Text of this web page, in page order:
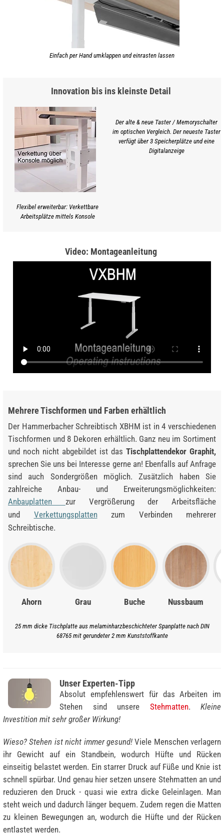
Einfach per Hand umklappen und einrasten lassen
Innovation bis ins kleinste Detail
Flexibel erweiterbar: Verkettbare
Arbeitsplätze mittels Konsole
Der alte & neue Taster / Memoryschalter
im optischen Vergleich. Der neueste Taster
verfügt über 3 Speicherplätze und eine
Digitalanzeige
Video: Montageanleitung
Mehrere Tischformen und Farben erhältlich
Der Hammerbacher Schreibtisch XBHM ist in 4 verschiedenen
Tischformen und 8 Dekoren erhältlich. Ganz neu im Sortiment
und noch nicht abgebildet ist das Tischplattendekor Graphit,
sprechen Sie uns bei Interesse gerne an! Ebenfalls auf Anfrage
sind auch Sondergrößen möglich. Zusätzlich haben Sie
zahlreiche Anbau- und Erweiterungsmöglichkeiten:
Anbauplatten zur Vergrößerung der Arbeitsfläche
und Verkettungsplatten
zum Verbinden mehrerer
Schreibtische.
Ahorn Grau Buche Nussbaum
25 mm dicke Tischplatte aus melaminharzbeschichteter Spanplatte nach DIN
68765 mit gerundeter 2 mm Kunststoffkante
Unser Experten-Tipp
Absolut empfehlenswert für das Arbeiten im
Stehen sind unsere Stehmatten. Kleine
Investition mit sehr großer Wirkung!
Wieso? Stehen ist nicht immer gesund!Viele Menschen verlagern
ihr Gewicht auf ein Standbein, wodurch Hüfte und Rücken
einseitig belastet werden. Ein starrer Druck auf Füße und Knie ist
schnell spürbar. Und genau hier setzen unsere Stehmatten an und
reduzieren den Druck - quasi wie extra dicke Geleinlagen. Man
steht weich und dadurch länger bequem. Zudem regen die Matten
zu kleinen Bewegungen an, wodurch die Hüfte und der Rücken
entlastet werden.